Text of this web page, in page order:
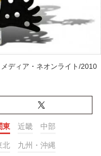
ディア・ネオンライト/2010
東 近畿 中部
北 九州・沖縄